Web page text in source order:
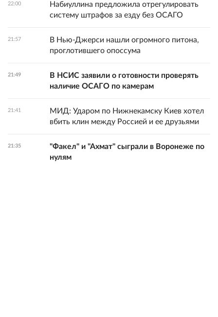
22:00
Набиуллина предложила отрегулировать
систему штрафов за езду без ОСАГО
21:57
В Нью-Джерси нашли огромного питона,
проглотившего опоссума
21:49
В НСИС заявили о готовности проверять
наличие ОСАГО по камерам
21:41
МИД: Ударом по Нижнекамску Киев хотел
вбить клин между Россией и ее друзьями
21:35
"Факел" и "Ахмат" сыграли в Воронеже по
нулям